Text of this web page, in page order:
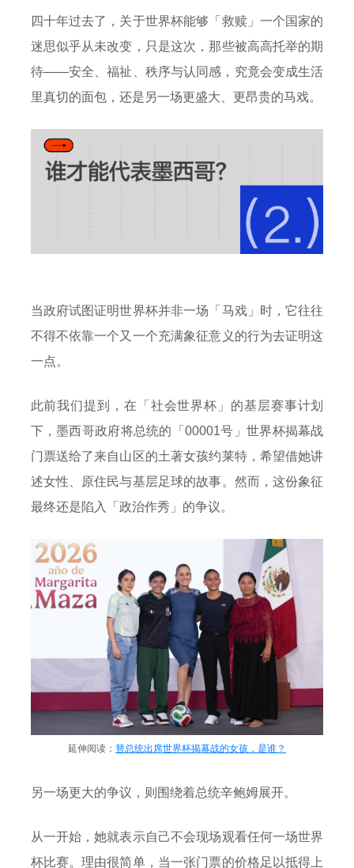
四十年过去了，关于世界杯能够「救赎」一个国家的
迷思似乎从未改变，只是这次，那些被高高托举的期
待——安全、福祉、秩序与认同感，究竟会变成生活
里真切的面包，还是另一场更盛大、更昂贵的马戏。
当政府试图证明世界杯并非一场「马戏」时，它往往
不得不依靠一个又一个充满象征意义的行为去证明这
一点。
此前我们提到，在「社会世界杯」的基层赛事计划
下，墨西哥政府将总统的「00001号」世界杯揭幕战
门票送给了来自山区的土著女孩约莱特，希望借她讲
述女性、原住民与基层足球的故事。然而，这份象征
最终还是陷入「政治作秀」的争议。
延伸阅读： 替总统出席世界杯揭幕战的女孩，是谁？
另一场更大的争议，则围绕着总统辛鲍姆展开。
从一开始，她就表示自己不会现场观看任何一场世界
杯比赛。理由很简单，当一张门票的价格足以抵得上